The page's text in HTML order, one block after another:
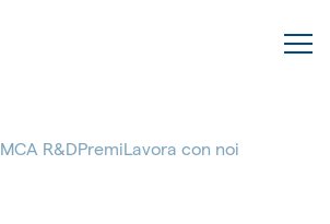
MCA R&DPremiLavora con noi